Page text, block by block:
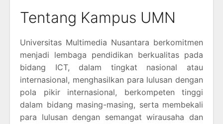
Tentang Kampus UMN
Universitas Multimedia Nusantara berkomitmen
menjadi lembaga pendidikan berkualitas pada
bidang ICT, dalam tingkat nasional atau
internasional, menghasilkan para lulusan dengan
pola pikir internasional, berkompeten tinggi
dalam bidang masing-masing, serta membekali
para lulusan dengan semangat wirausaha dan